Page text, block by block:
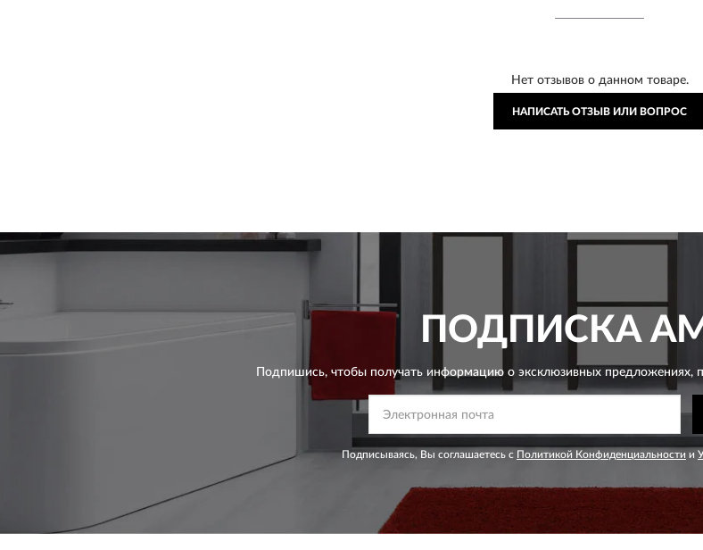
Нет отзывов о данном товаре.
НАПИСАТЬ ОТЗЫВ ИЛИ ВОПРОС
ПОДПИСКА
Подпишись, чтобы получать информацию о эксклюзивных предложениях,
Подписываясь, Вы соглашаетесь с Политикой Конфиденциальности и